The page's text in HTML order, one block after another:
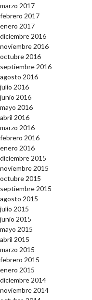
marzo 2017
febrero 2017
enero 2017
diciembre 2016
noviembre 2016
octubre 2016
septiembre 2016
agosto 2016
julio 2016
junio 2016
mayo 2016
abril 2016
marzo 2016
febrero 2016
enero 2016
diciembre 2015
noviembre 2015
octubre 2015
septiembre 2015
agosto 2015
julio 2015
junio 2015
mayo 2015
abril 2015
marzo 2015
febrero 2015
enero 2015
diciembre 2014
noviembre 2014